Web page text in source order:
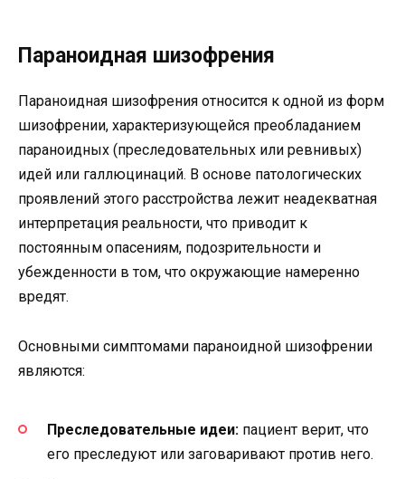
Параноидная шизофрения
Параноидная шизофрения относится к одной из форм
шизофрении, характеризующейся преобладанием
параноидных (преследовательных или ревнивых)
идей или галлюцинаций. В основе патологических
проявлений этого расстройства лежит неадекватная
интерпретация реальности, что приводит к
постоянным опасениям, подозрительности и
убежденности в том, что окружающие намеренно
вредят.
Основными симптомами параноидной шизофрении
являются:
Преследовательные идеи: пациент верит, что
его преследуют или заговаривают против него.